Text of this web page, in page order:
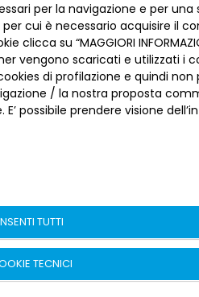
il rischio di
improprio del termine
marketing. Tali aziende
perdita di fiducia da
e possibili sanzioni
questo
anche la loro
consente di
con i propri valori
non è solo una scelta
per la navigazione e per una
cui è necessario acquisire il
su “MAGGIORI
vengono scaricati e utilizzati i
di profilazione e quindi non
/ la nostra proposta
possibile prendere visione
TUTTI
TECNICI